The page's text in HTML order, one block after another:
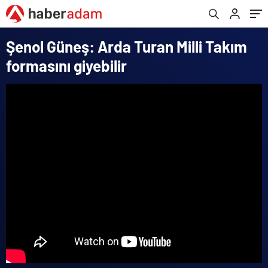
Şenol Güneş: Arda Turan Milli Takım
formasını giyebilir